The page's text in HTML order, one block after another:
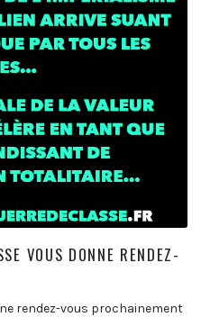
VOUS DONNE RENDEZ-
rendez-vous prochainement